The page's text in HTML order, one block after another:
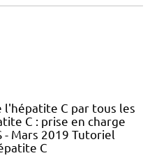
l'hépatite C par tous les
C : prise en charge
- Mars 2019 Tutoriel
C